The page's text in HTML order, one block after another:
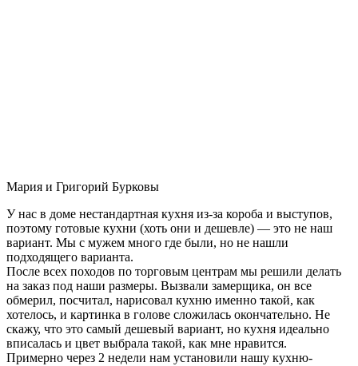
Мария и Григорий Бурковы
У нас в доме нестандартная кухня из-за короба и выступов,
поэтому готовые кухни (хоть они и дешевле) — это не наш
вариант. Мы с мужем много где были, но не нашли
подходящего варианта.
После всех походов по торговым центрам мы решили делать
на заказ под наши размеры. Вызвали замерщика, он все
обмерил, посчитал, нарисовал кухню именно такой, как
хотелось, и картинка в голове сложилась окончательно. Не
скажу, что это самый дешевый вариант, но кухня идеально
вписалась и цвет выбрала такой, как мне нравится.
Примерно через 2 недели нам установили нашу кухню-